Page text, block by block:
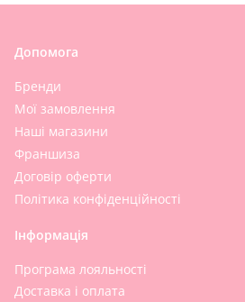
Допомога
Бренди
Мої замовлення
Наші магазини
Франшиза
Договір оферти
Політика конфіденційності
Інформація
Програма лояльності
Доставка і оплата